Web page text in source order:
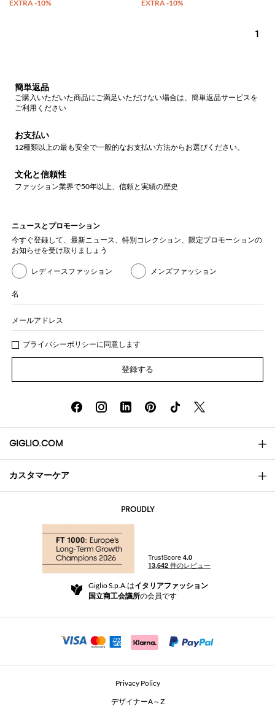
1
簡単返品
ご購入いただいた商品にご満足いただけない場合は、簡単返品サービスを
ご利用ください
お支払い
12種類以上の最も安全で一般的なお支払い方法からお選びください。
文化と信頼性
ファッション業界で50年以上、信頼と実績の歴史
ニュースとプロモーション
今すぐ登録して、最新ニュース、特別コレクション、限定プロモーションの
お知らせを受け取りましょう
レディースファッション メンズファッション
名
メールアドレス
プライバシーポリシーに同意します
登録する
GIGLIO.COM
会社概要
Community Store
Beauty Seekers VIP Club
カスタマーケア
返品と返金
For a safe shopping experience
Security Communication
PROUDLY
Giglio S.p.A.はイタリアファッション
国立商工会議所の会員です
Privacy Policy
デザイナーA～Z